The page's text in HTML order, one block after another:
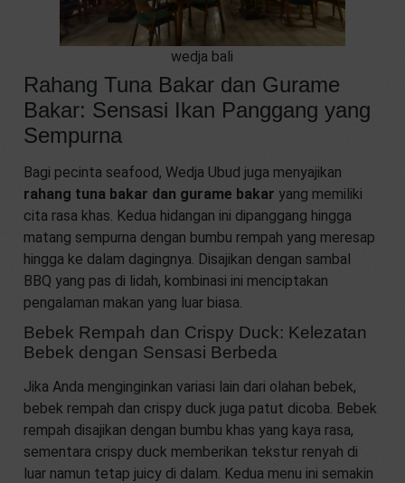
wedja bali
Rahang Tuna Bakar dan Gurame
Bakar: Sensasi Ikan Panggang yang
Sempurna
Bagi pecinta seafood, Wedja Ubud juga menyajikan
rahang tuna bakar dan gurame bakar yang memiliki
cita rasa khas. Kedua hidangan ini dipanggang hingga
matang sempurna dengan bumbu rempah yang meresap
hingga ke dalam dagingnya. Disajikan dengan sambal
BBQ yang pas di lidah, kombinasi ini menciptakan
pengalaman makan yang luar biasa.
Bebek Rempah dan Crispy Duck: Kelezatan
Bebek dengan Sensasi Berbeda
Jika Anda menginginkan variasi lain dari olahan bebek,
bebek rempah dan crispy duck juga patut dicoba. Bebek
rempah disajikan dengan bumbu khas yang kaya rasa,
sementara crispy duck memberikan tekstur renyah di
luar namun tetap juicy di dalam. Kedua menu ini semakin